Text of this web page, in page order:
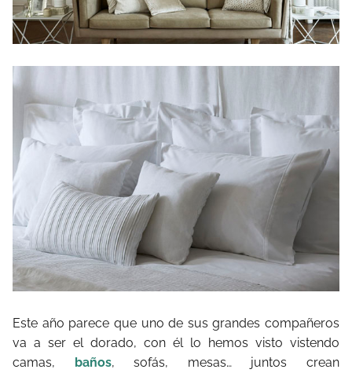
Este año parece que uno de sus grandes compañeros
va a ser el dorado, con él lo hemos visto vistendo
camas, baños, sofás, mesas… juntos crean